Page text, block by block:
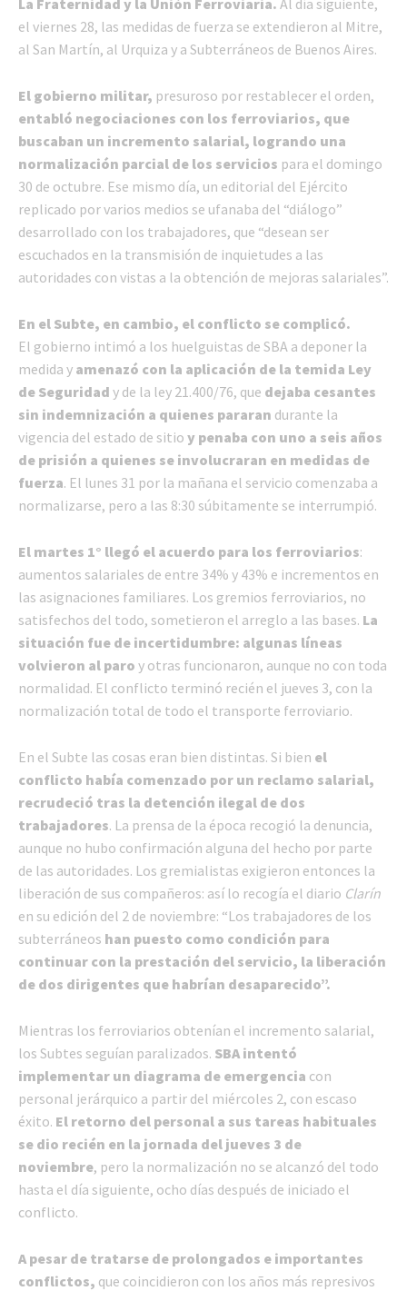
el viernes 28, las medidas de fuerza se extendieron al Mitre,
al San Martín, al Urquiza y a Subterráneos de Buenos Aires.
El gobierno militar, presuroso por restablecer el orden,
entabló negociaciones con los ferroviarios, que
buscaban un incremento salarial, logrando una
normalización parcial de los servicios para el domingo
30 de octubre. Ese mismo día, un editorial del Ejército
replicado por varios medios se ufanaba del “diálogo”
desarrollado con los trabajadores, que “desean ser
escuchados en la transmisión de inquietudes a las
autoridades con vistas a la obtención de mejoras salariales”.
En el Subte, en cambio, el conflicto se complicó.
El gobierno intimó a los huelguistas de SBA a deponer la
medida y amenazó con la aplicación de la temida Ley
de Seguridad y de la ley 21.400/76, que dejaba cesantes
sin indemnización a quienes pararan durante la
vigencia del estado de sitio y penaba con uno a seis años
de prisión a quienes se involucraran en medidas de
fuerza. El lunes 31 por la mañana el servicio comenzaba a
normalizarse, pero a las 8:30 súbitamente se interrumpió.
El martes 1° llegó el acuerdo para los ferroviarios:
aumentos salariales de entre 34% y 43% e incrementos en
las asignaciones familiares. Los gremios ferroviarios, no
satisfechos del todo, sometieron el arreglo a las bases. La
situación fue de incertidumbre: algunas líneas
volvieron al paro y otras funcionaron, aunque no con toda
normalidad. El conflicto terminó recién el jueves 3, con la
normalización total de todo el transporte ferroviario.
En el Subte las cosas eran bien distintas. Si bien el
conflicto había comenzado por un reclamo salarial,
recrudeció tras la detención ilegal de dos
trabajadores. La prensa de la época recogió la denuncia,
aunque no hubo confirmación alguna del hecho por parte
de las autoridades. Los gremialistas exigieron entonces la
liberación de sus compañeros: así lo recogía el diario Clarín
en su edición del 2 de noviembre: “Los trabajadores de los
subterráneos han puesto como condición para
continuar con la prestación del servicio, la liberación
de dos dirigentes que habrían desaparecido”.
Mientras los ferroviarios obtenían el incremento salarial,
los Subtes seguían paralizados. SBA intentó
implementar un diagrama de emergencia con
personal jerárquico a partir del miércoles 2, con escaso
éxito. El retorno del personal a sus tareas habituales
se dio recién en la jornada del jueves 3 de
noviembre, pero la normalización no se alcanzó del todo
hasta el día siguiente, ocho días después de iniciado el
conflicto.
A pesar de tratarse de prolongados e importantes
conflictos, que coincidieron con los años más represivos